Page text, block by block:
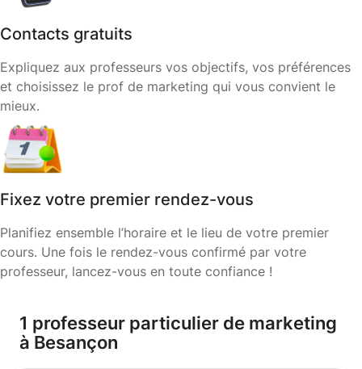
Contacts gratuits
Expliquez aux professeurs vos objectifs, vos préférences
et choisissez le prof de marketing qui vous convient le
mieux.
Fixez votre premier rendez-vous
Planifiez ensemble l’horaire et le lieu de votre premier
cours. Une fois le rendez-vous confirmé par votre
professeur, lancez-vous en toute confiance !
1 professeur particulier de marketing
à Besançon